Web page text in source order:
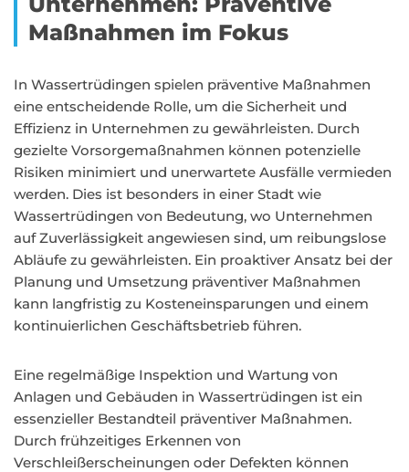
Maßnahmen im Fokus
In Wassertrüdingen spielen präventive Maßnahmen
eine entscheidende Rolle, um die Sicherheit und
Effizienz in Unternehmen zu gewährleisten. Durch
gezielte Vorsorgemaßnahmen können potenzielle
Risiken minimiert und unerwartete Ausfälle vermieden
werden. Dies ist besonders in einer Stadt wie
Wassertrüdingen von Bedeutung, wo Unternehmen
auf Zuverlässigkeit angewiesen sind, um reibungslose
Abläufe zu gewährleisten. Ein proaktiver Ansatz bei der
Planung und Umsetzung präventiver Maßnahmen
kann langfristig zu Kosteneinsparungen und einem
kontinuierlichen Geschäftsbetrieb führen.
Eine regelmäßige Inspektion und Wartung von
Anlagen und Gebäuden in Wassertrüdingen ist ein
essenzieller Bestandteil präventiver Maßnahmen.
Durch frühzeitiges Erkennen von
Verschleißerscheinungen oder Defekten können